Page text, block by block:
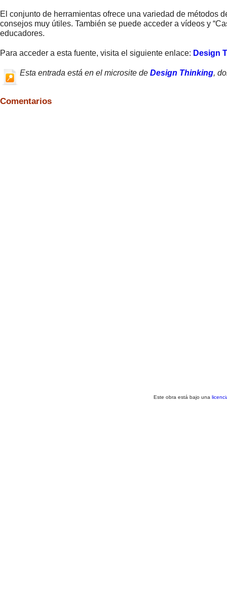
El conjunto de herramientas ofrece una variedad de métodos
consejos muy útiles. También se puede acceder a vídeos y
educadores.
Para acceder a esta fuente, visita el siguiente enlace: Design
Esta entrada está en el microsite de Design Thinking,
Comentarios
Este obra está bajo una